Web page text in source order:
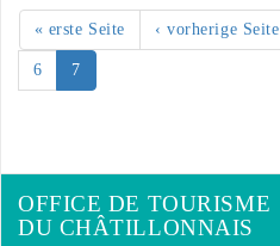
« erste Seite ‹ vorherige Seite
6 7
OFFICE DE TOURISME
DU CHÂTILLONNAIS